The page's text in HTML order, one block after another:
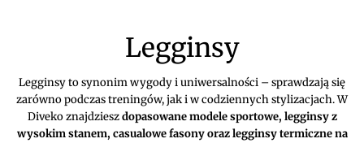
Legginsy
Legginsy to synonim wygody i uniwersalności – sprawdzają się
zarówno podczas treningów, jak i w codziennych stylizacjach. W
Diveko znajdzieszdopasowane modele sportowe, legginsy z
wysokim stanem, casualowe fasony oraz legginsy termiczne na